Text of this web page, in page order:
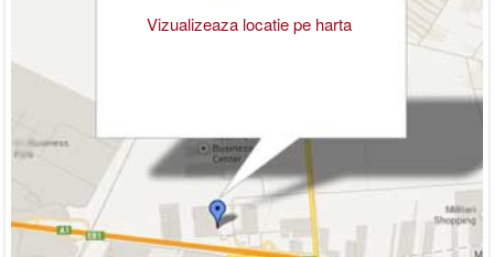
Vizualizeaza locatie pe harta